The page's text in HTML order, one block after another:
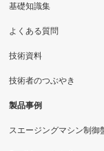
基礎知識集
よくある質問
技術資料
技術者のつぶやき
製品事例
スエージングマシン制御